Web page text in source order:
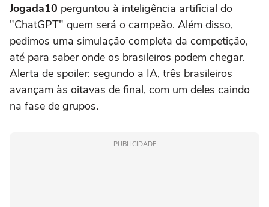
Jogada10 perguntou à inteligência artificial do
"ChatGPT" quem será o campeão. Além disso,
pedimos uma simulação completa da competição,
até para saber onde os brasileiros podem chegar.
Alerta de spoiler: segundo a IA, três brasileiros
avançam às oitavas de final, com um deles caindo
na fase de grupos.
PUBLICIDADE